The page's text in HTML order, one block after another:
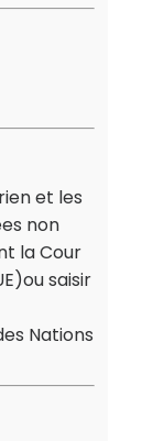
et les
non
la Cour
saisir
Nations